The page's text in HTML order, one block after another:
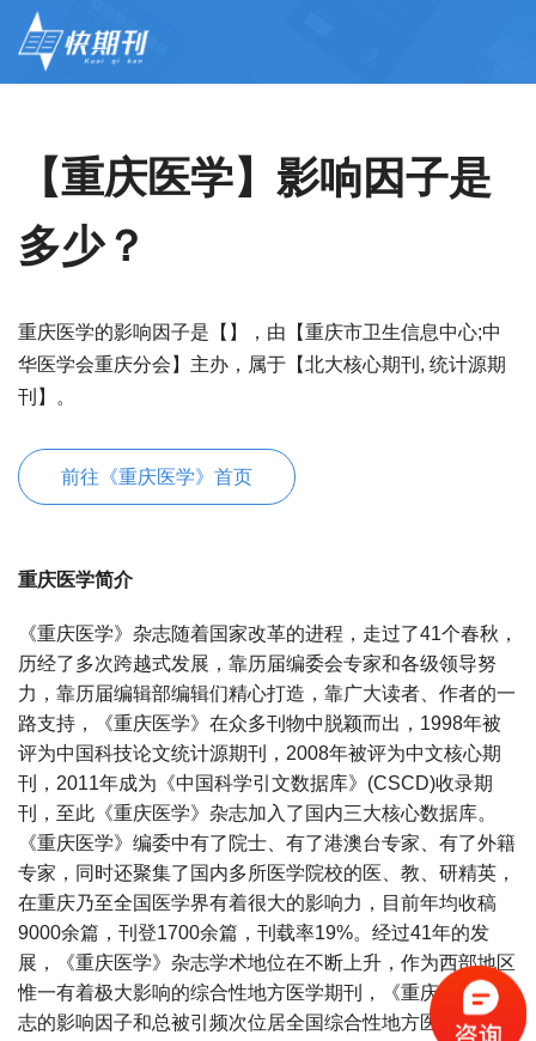
【重庆医学】影响因子是
多少？
重庆医学的影响因子是【】，由【重庆市卫生信息中心;中
华医学会重庆分会】主办，属于【北大核心期刊, 统计源期
刊】。
前往《重庆医学》首页
重庆医学简介
《重庆医学》杂志随着国家改革的进程，走过了41个春秋，
历经了多次跨越式发展，靠历届编委会专家和各级领导努
力，靠历届编辑部编辑们精心打造，靠广大读者、作者的一
路支持，《重庆医学》在众多刊物中脱颖而出，1998年被
评为中国科技论文统计源期刊，2008年被评为中文核心期
刊，2011年成为《中国科学引文数据库》(CSCD)收录期
刊，至此《重庆医学》杂志加入了国内三大核心数据库。
《重庆医学》编委中有了院士、有了港澳台专家、有了外籍
专家，同时还聚集了国内多所医学院校的医、教、研精英，
在重庆乃至全国医学界有着很大的影响力，目前年均收稿
9000余篇，刊登1700余篇，刊载率19%。经过41年的发
展，《重庆医学》杂志学术地位在不断上升，作为西部地区
惟一有着极大影响的综合性地方医学期刊，《重庆医学》杂
志的影响因子和总被引频次位居全国综合性地方医学期刊榜